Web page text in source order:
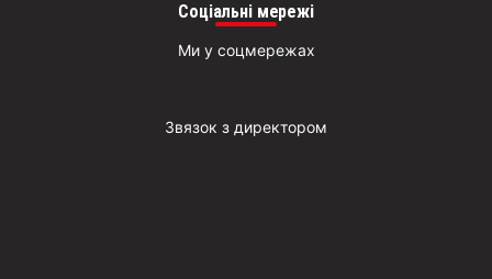
Соціальні мережі
Ми у соцмережах
Звязок з директором